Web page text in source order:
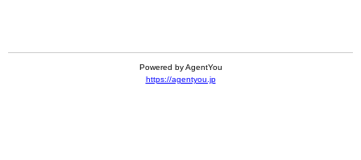
Powered by AgentYou
https://agentyou.jp